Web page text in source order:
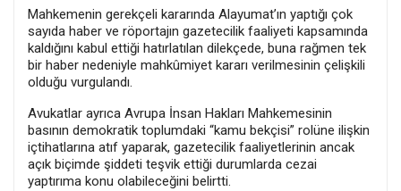
Mahkemenin gerekçeli kararında Alayumat’ın yaptığı çok
sayıda haber ve röportajın gazetecilik faaliyeti kapsamında
kaldığını kabul ettiği hatırlatılan dilekçede, buna rağmen tek
bir haber nedeniyle mahkûmiyet kararı verilmesinin çelişkili
olduğu vurgulandı.
Avukatlar ayrıca Avrupa İnsan Hakları Mahkemesinin
basının demokratik toplumdaki “kamu bekçisi” rolüne ilişkin
içtihatlarına atıf yaparak, gazetecilik faaliyetlerinin ancak
açık biçimde şiddeti teşvik ettiği durumlarda cezai
yaptırıma konu olabileceğini belirtti.